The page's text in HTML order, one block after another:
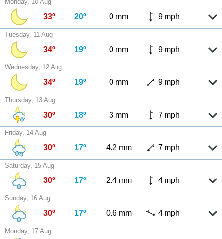
Monday, 10 Aug
33º 20º 0 mm 9 mph
Tuesday, 11 Aug
34º 19º 0 mm 9 mph
Wednesday, 12 Aug
34º 19º 0 mm 9 mph
Thursday, 13 Aug
30º 18º 3 mm 7 mph
Friday, 14 Aug
30º 17º 4.2 mm 7 mph
Saturday, 15 Aug
30º 17º 2.4 mm 4 mph
Sunday, 16 Aug
30º 17º 0.6 mm 4 mph
Monday, 17 Aug